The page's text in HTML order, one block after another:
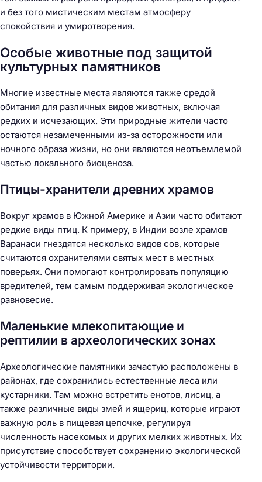
и без того мистическим местам атмосферу
спокойствия и умиротворения.
Особые животные под защитой
культурных памятников
Многие известные места являются также средой
обитания для различных видов животных, включая
редких и исчезающих. Эти природные жители часто
остаются незамеченными из-за осторожности или
ночного образа жизни, но они являются неотъемлемой
частью локального биоценоза.
Птицы-хранители древних храмов
Вокруг храмов в Южной Америке и Азии часто обитают
редкие виды птиц. К примеру, в Индии возле храмов
Варанаси гнездятся несколько видов сов, которые
считаются охранителями святых мест в местных
поверьях. Они помогают контролировать популяцию
вредителей, тем самым поддерживая экологическое
равновесие.
Маленькие млекопитающие и
рептилии в археологических зонах
Археологические памятники зачастую расположены в
районах, где сохранились естественные леса или
кустарники. Там можно встретить енотов, лисиц, а
также различные виды змей и ящериц, которые играют
важную роль в пищевая цепочке, регулируя
численность насекомых и других мелких животных. Их
присутствие способствует сохранению экологической
устойчивости территории.